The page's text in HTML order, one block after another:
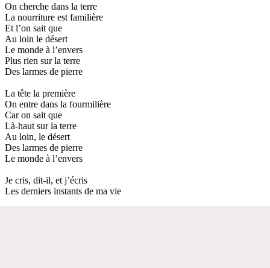
On cherche dans la terre
La nourriture est familière
Et l’on sait que
Au loin le désert
Le monde à l’envers
Plus rien sur la terre
Des larmes de pierre
La tête la première
On entre dans la fourmilière
Car on sait que
Là-haut sur la terre
Au loin, le désert
Des larmes de pierre
Le monde à l’envers
Je cris, dit-il, et j’écris
Les derniers instants de ma vie